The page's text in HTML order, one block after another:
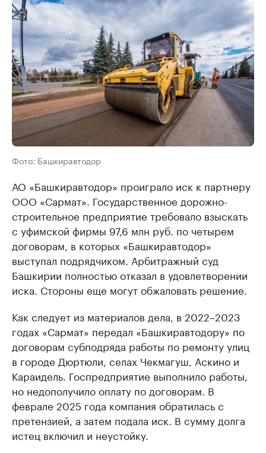
Фото: Башкиравтодор
АО «Башкиравтодор» проиграло иск к партнеру
ООО «Сармат». Государственное дорожно-
строительное предприятие требовало взыскать
с уфимской фирмы 97,6 млн руб. по четырем
договорам, в которых «Башкиравтодор»
выступал подрядчиком. Арбитражный суд
Башкирии полностью отказал в удовлетворении
иска. Стороны еще могут обжаловать решение.
Как следует из материалов дела, в 2022–2023
годах «Сармат» передал «Башкиравтодору» по
договорам субподряда работы по ремонту улиц
в городе Дюртюли, селах Чекмагуш, Аскино и
Караидель. Госпредприятие выполнило работы,
но недополучило оплату по договорам. В
феврале 2025 года компания обратилась с
претензией, а затем подала иск. В сумму долга
истец включил и неустойку.